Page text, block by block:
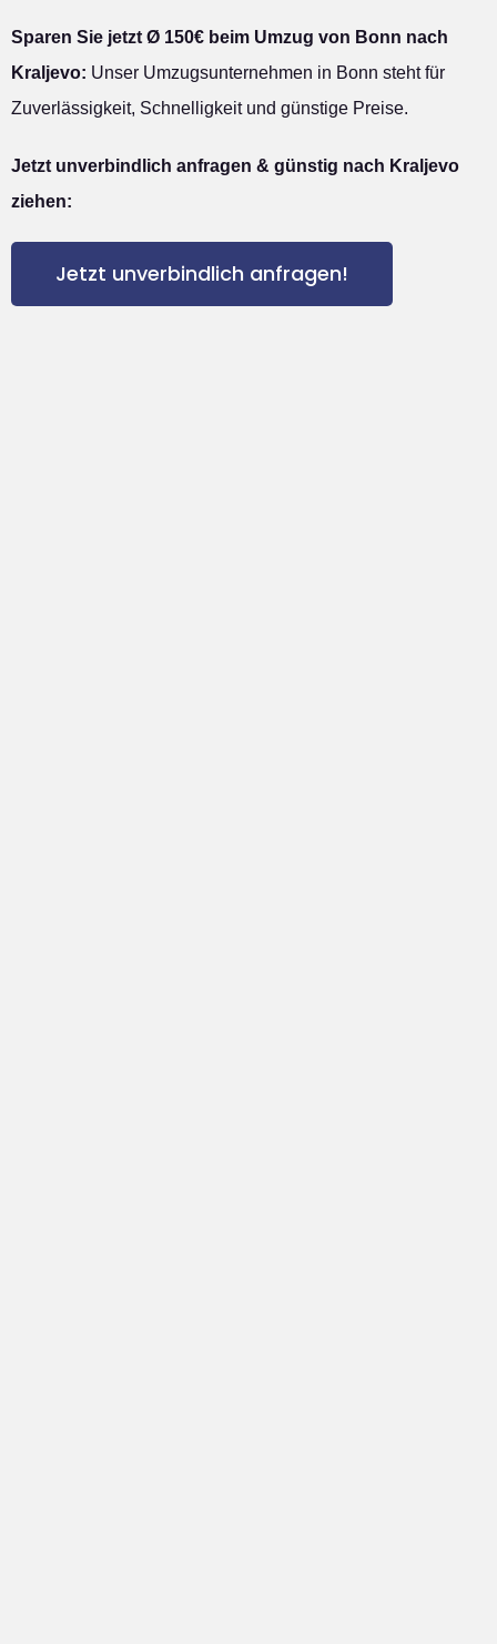
Sparen Sie jetzt Ø 150€ beim Umzug von Bonn nach
Kraljevo: Unser Umzugsunternehmen in Bonn steht für
Zuverlässigkeit, Schnelligkeit und günstige Preise.
Jetzt unverbindlich anfragen & günstig nach Kraljevo
ziehen:
Jetzt unverbindlich anfragen!